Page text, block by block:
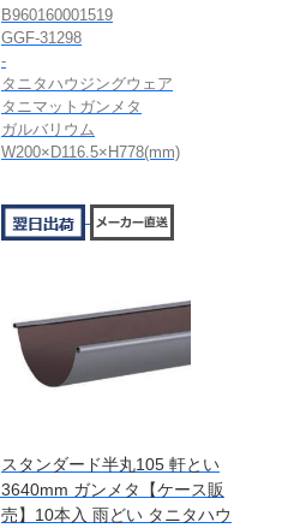
B960160001519
GGF-31298
-
タニタハウジングウェア
タニマットガンメタ
ガルバリウム
W200×D116.5×H778(mm)
スタンダード半丸105 軒とい
3640mm ガンメタ【ケース販
売】10本入 雨どい タニタハウ